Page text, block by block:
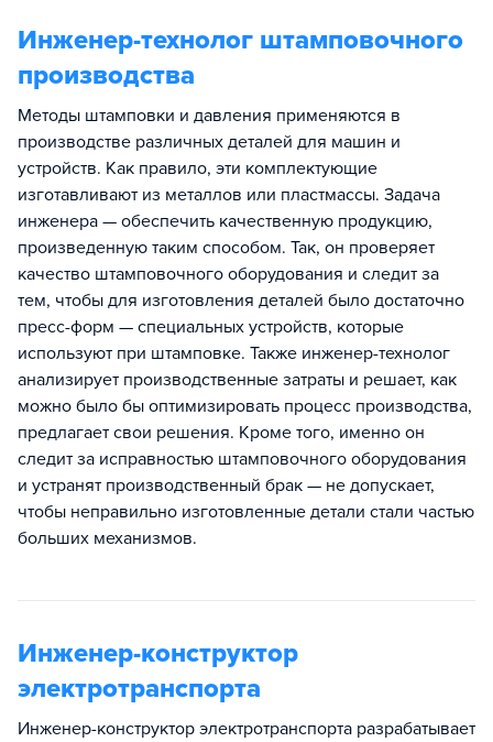
Инженер-технолог штамповочного
производства
Методы штамповки и давления применяются в
производстве различных деталей для машин и
устройств. Как правило, эти комплектующие
изготавливают из металлов или пластмассы. Задача
инженера — обеспечить качественную продукцию,
произведенную таким способом. Так, он проверяет
качество штамповочного оборудования и следит за
тем, чтобы для изготовления деталей было достаточно
пресс-форм — специальных устройств, которые
используют при штамповке. Также инженер-технолог
анализирует производственные затраты и решает, как
можно было бы оптимизировать процесс производства,
предлагает свои решения. Кроме того, именно он
следит за исправностью штамповочного оборудования
и устранят производственный брак — не допускает,
чтобы неправильно изготовленные детали стали частью
больших механизмов.
Инженер-конструктор
электротранспорта
Инженер-конструктор электротранспорта разрабатывает